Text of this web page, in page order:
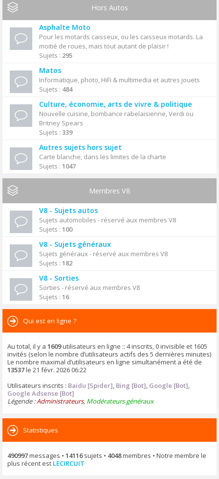
Hors Autos
Asphalte Moto
Pour les motards caisseux, ou les caisseux motards. La
moitié de roues, mais tout autant de plaisir !
Sujets : 295
Matos
Informatique, photo, HiFi & multimedia et autres jouets
Sujets : 484
Culture, économie, arts de vivre & politique
Nouvelle cuisine, bombance rabelaisienne, Verdi ou
Britney Spears
Sujets : 339
Autres sujets hors sujet
Carte blanche, dans les limites de la charte
Sujets : 1047
Membres V8
V8 - Sujets autos
Sujets automobiles - réservé aux membres V8
Sujets : 100
V8 - Sujets généraux
Sujets généraux - réservé aux membres V8
Sujets : 182
V8 - Sorties
Sorties - réservé aux membres V8
Sujets : 16
Qui est en ligne ?
Au total, il y a 1609utilisateurs en ligne :: 4 inscrits, 0 invisible et 1605
invités (selon le nombre d’utilisateurs actifs des 5 dernières minutes)
Le nombre maximal d’utilisateurs en ligne simultanément a été de
13537le 21 févr. 2026 06:22
Utilisateurs inscrits : Baidu [Spider], Bing [Bot], Google [Bot],
Google Adsense [Bot]
Légende :Administrateurs, Modérateurs généraux
Statistiques
490997messages • 14116sujets • 4048membres • Notre membre le
plus récent est LECIRCUIT